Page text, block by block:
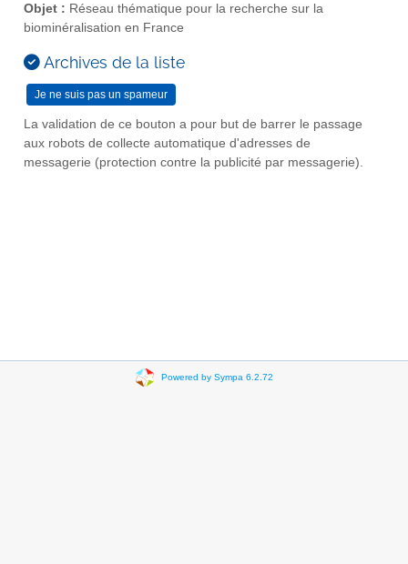
Objet : Réseau thématique pour la recherche sur la
biominéralisation en France
Archives de la liste
La validation de ce bouton a pour but de barrer le passage
aux robots de collecte automatique d'adresses de
messagerie (protection contre la publicité par messagerie).
Powered by Sympa 6.2.72